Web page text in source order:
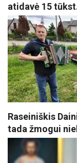
atidavė 15
Raseiniškis
tada žmogui